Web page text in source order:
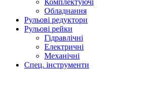
Обладнання
Рульові редуктори
Рульові рейки
Гідравлічні
Електричні
Механічні
Спец. інструменти